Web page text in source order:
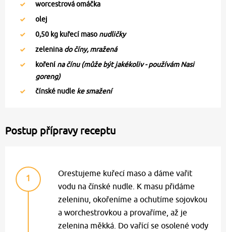
worcestrová omáčka
olej
0,50 kg kuřecí maso nudličky
zelenina do číny, mražená
koření na čínu (může být jakékoliv - používám Nasi
goreng)
čínské nudle ke smažení
Postup přípravy receptu
1
Orestujeme kuřecí maso a dáme vařit
vodu na čínské nudle. K masu přidáme
zeleninu, okořeníme a ochutíme sojovkou
a worchestrovkou a provaříme, až je
zelenina měkká. Do vařící se osolené vody